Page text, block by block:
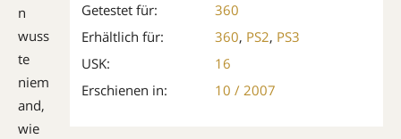
Getestet für:
360
Erhältlich für:
360, PS2, PS3
USK:
16
Erschienen in:
10 / 2007
n
wuss
te
niem
and,
wie